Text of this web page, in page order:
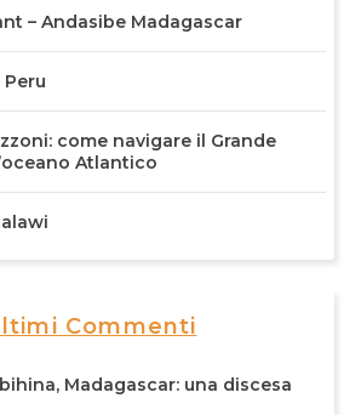
– Andasibe Madagascar
Peru
come navigare il Grande
Atlantico
Commenti
Madagascar: una discesa